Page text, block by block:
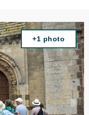
+1 photo